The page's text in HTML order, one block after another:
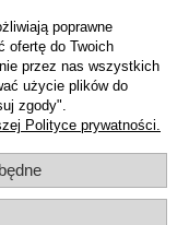
poprawne
ofertę do Twoich
przez nas wszystkich
użycie plików do
zgody".
Polityce prywatności.